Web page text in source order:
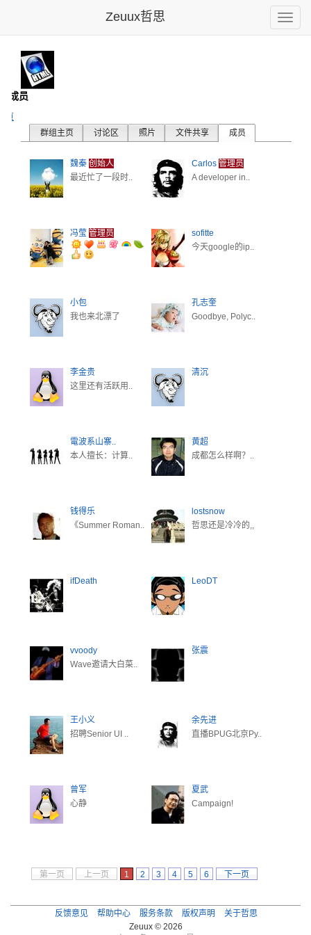
Toggle
Zeuux哲思
成员
页
群组主页
讨论区 照片 文件共享 成员
魏秦 创始人
最近忙了一段时..
Carlos 管理员
A developer in..
冯莹 管理员
sofitte
今天google的ip..
小包
我也来北漂了
孔志奎
Goodbye, Polyc..
李金贵
这里还有活跃用..
清沉
電波系山寨..
本人擅长：计算..
黄超
成都怎么样啊？..
钱得乐
《Summer Roman..
lostsnow
哲思还是冷冷的,,
ifDeath LeoDT
vvoody
Wave邀请大白菜..
张震
王小义
招聘Senior UI ..
余先进
直播BPUG北京Py..
曾军
心静
夏武
Campaign!
第一页 上一页 1 2 3 4 5 6
下一页
反馈意见 帮助中心 服务条款 版权声明
关于哲思
Zeuux © 2026